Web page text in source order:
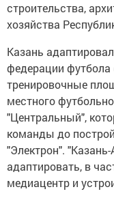
строительства,
хозяйства
Казань
федерации
тренировочные
местного
"Центральный",
команды до
"Электрон".
адаптировать, в
медиацентр и